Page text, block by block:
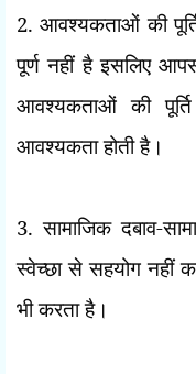
2.आवश्यकताओं की
पूर्ण नहीं है इसलिए
आवश्यकताओं की
आवश्यकता होती है।
3.सामाजिक दबाव-
स्वेच्छा से सहयोग नहीं
भी करता है।